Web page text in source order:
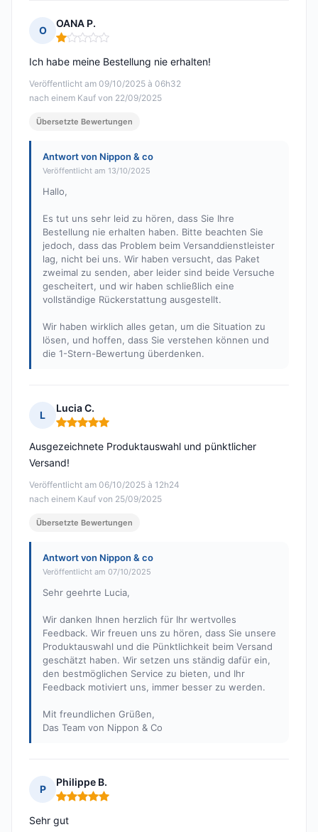
O
OANA P.
Hinweis: 1 von 5
Veröffentlicht am 09/10/2025 à 06h32
nach einem Kauf von 22/09/2025
Ich habe meine Bestellung nie erhalten!
Übersetzte Bewertungen
Antwort von Nippon & co
Veröffentlicht am 13/10/2025
Hallo,
Es tut uns sehr leid zu hören, dass Sie Ihre
Bestellung nie erhalten haben. Bitte beachten Sie
jedoch, dass das Problem beim Versanddienstleister
lag, nicht bei uns. Wir haben versucht, das Paket
zweimal zu senden, aber leider sind beide Versuche
gescheitert, und wir haben schließlich eine
vollständige Rückerstattung ausgestellt.
Wir haben wirklich alles getan, um die Situation zu
lösen, und hoffen, dass Sie verstehen können und
die 1-Stern-Bewertung überdenken.
L
Lucia C.
Hinweis: 5 von 5
Veröffentlicht am 06/10/2025 à 12h24
nach einem Kauf von 25/09/2025
Ausgezeichnete Produktauswahl und pünktlicher
Versand!
Übersetzte Bewertungen
Antwort von Nippon & co
Veröffentlicht am 07/10/2025
Sehr geehrte Lucia,
Wir danken Ihnen herzlich für Ihr wertvolles
Feedback. Wir freuen uns zu hören, dass Sie unsere
Produktauswahl und die Pünktlichkeit beim Versand
geschätzt haben. Wir setzen uns ständig dafür ein,
den bestmöglichen Service zu bieten, und Ihr
Feedback motiviert uns, immer besser zu werden.
Mit freundlichen Grüßen,
Das Team von Nippon & Co
P
Philippe B.
Hinweis: 5 von 5
Sehr gut